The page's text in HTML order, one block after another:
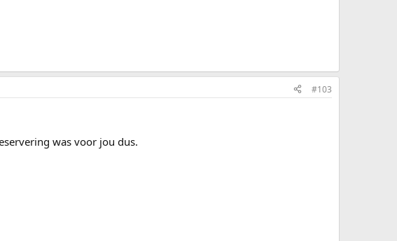
#103
was voor jou dus.